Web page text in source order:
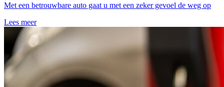
Met een betrouwbare auto gaat u met een zeker gevoel de weg op
Lees meer